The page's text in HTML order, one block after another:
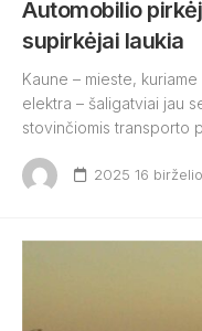
Automobilio
supirkėjai laukia
Kaune – mieste,
elektra – šaligatviai jau
stovinčiomis transporto
2025 16 birželio